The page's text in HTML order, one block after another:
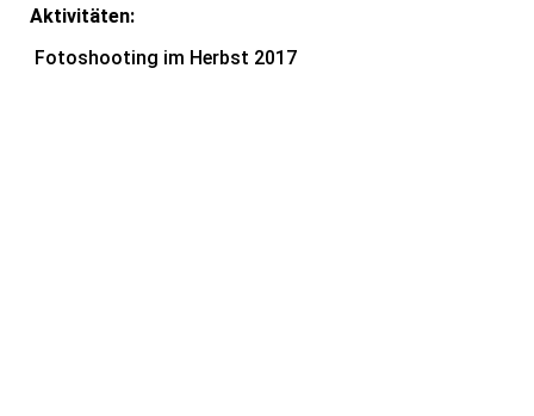
Aktivitäten:
Fotoshooting im Herbst 2017